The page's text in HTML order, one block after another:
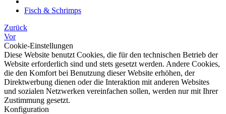
Fisch & Schrimps
Zurück
Vor
Cookie-Einstellungen
Diese Website benutzt Cookies, die für den technischen Betrieb der
Website erforderlich sind und stets gesetzt werden. Andere Cookies,
die den Komfort bei Benutzung dieser Website erhöhen, der
Direktwerbung dienen oder die Interaktion mit anderen Websites
und sozialen Netzwerken vereinfachen sollen, werden nur mit Ihrer
Zustimmung gesetzt.
Konfiguration